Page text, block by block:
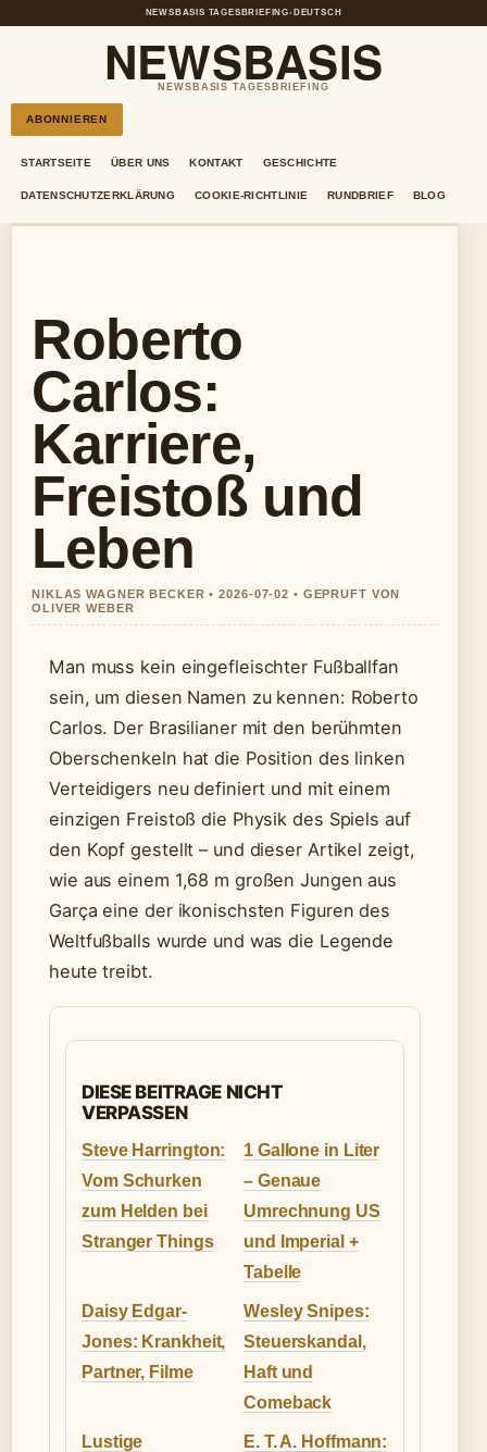
NEWSBASIS TAGESBRIEFING• DEUTSCH
NEWSBASIS
NEWSBASIS TAGESBRIEFING
ABONNIEREN
STARTSEITE ÜBER UNS KONTAKT GESCHICHTE
DATENSCHUTZERKLÄRUNG COOKIE-RICHTLINIE RUNDBRIEF BLOG
Roberto
Carlos:
Karriere,
Freistoß und
Leben
NIKLAS WAGNER BECKER • 2026-07-02 • GEPRUFT VON
OLIVER WEBER
Man muss kein eingefleischter Fußballfan
sein, um diesen Namen zu kennen: Roberto
Carlos. Der Brasilianer mit den berühmten
Oberschenkeln hat die Position des linken
Verteidigers neu definiert und mit einem
einzigen Freistoß die Physik des Spiels auf
den Kopf gestellt – und dieser Artikel zeigt,
wie aus einem 1,68 m großen Jungen aus
Garça eine der ikonischsten Figuren des
Weltfußballs wurde und was die Legende
heute treibt.
DIESE BEITRAGE NICHT
VERPASSEN
Steve Harrington:
Vom Schurken
zum Helden bei
Stranger Things
1 Gallone in Liter
– Genaue
Umrechnung US
und Imperial +
Tabelle
Daisy Edgar-
Jones: Krankheit,
Partner, Filme
Wesley Snipes:
Steuerskandal,
Haft und
Comeback
Lustige
E. T. A. Hoffmann: